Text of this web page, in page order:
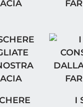
I
I